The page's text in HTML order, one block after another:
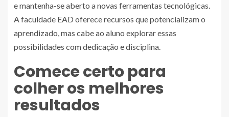
e mantenha-se aberto a novas ferramentas tecnológicas.
A faculdade EAD oferece recursos que potencializam o
aprendizado, mas cabe ao aluno explorar essas
possibilidades com dedicação e disciplina.
Comece certo para
colher os melhores
resultados